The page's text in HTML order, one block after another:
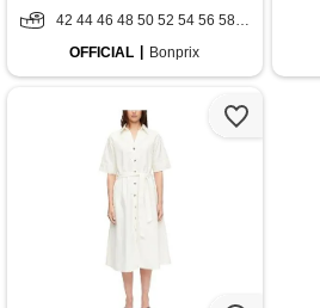
42 44 46 48 50 52 54 56 58 60
OFFICIAL
Bonprix